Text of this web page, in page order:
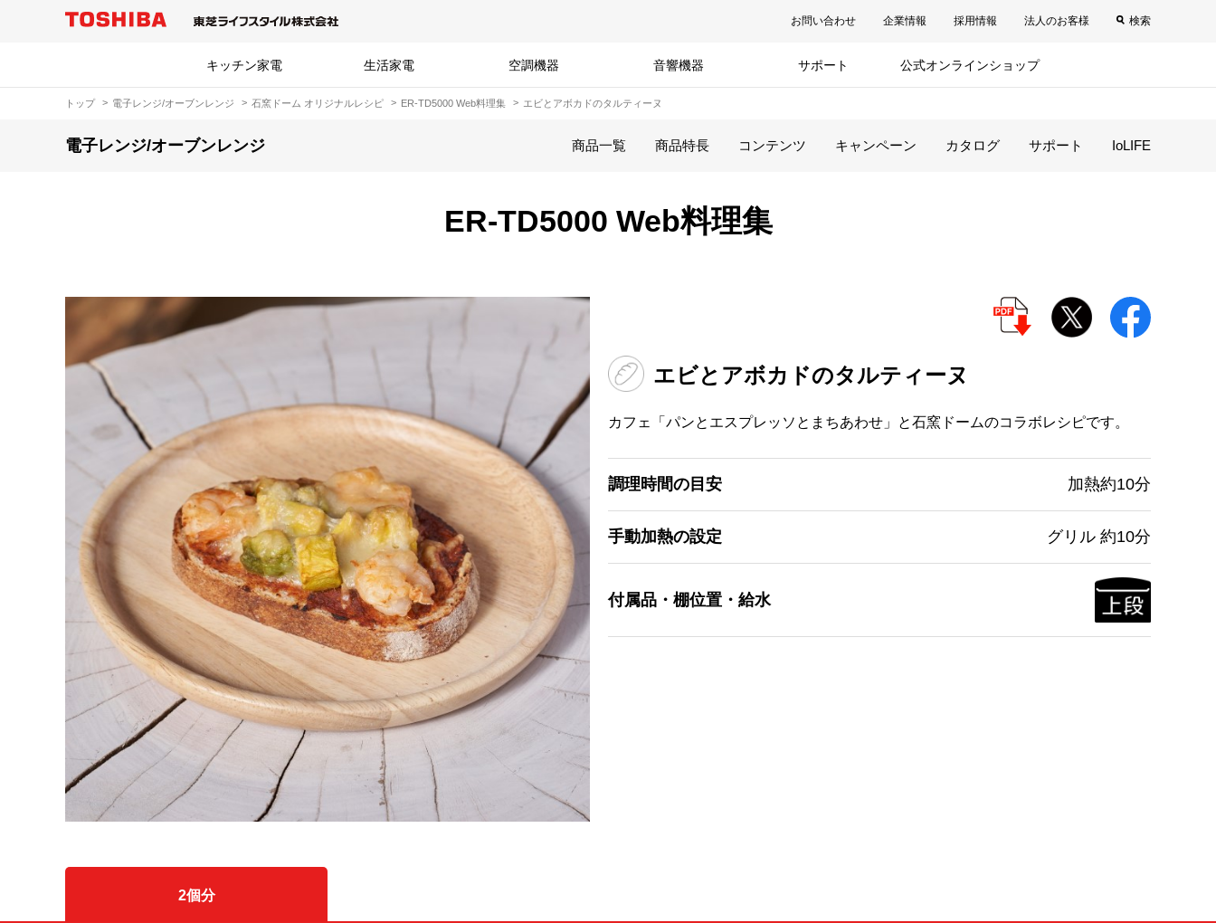
お問い合わせ 企業情報 採用情報 法人のお客様 検索
キッチン家電 生活家電 空調機器 音響機器 サポート 公式オンラインショップ
トップ 電子レンジ/オーブンレンジ 石窯ドーム オリジナルレシピ ER-TD5000 Web料理集 エビとアボカドのタルティーヌ
電子レンジ/オーブンレンジ 商品一覧 商品特長 コンテンツ キャンペーン カタログ サポート IoLIFE
ER-TD5000 Web料理集
エビとアボカドのタルティーヌ
カフェ「パンとエスプレッソとまちあわせ」と石窯ドームのコラボレシピです。
調理時間の目安 加熱約10分
手動加熱の設定 グリル 約10分
付属品・棚位置・給水
2個分